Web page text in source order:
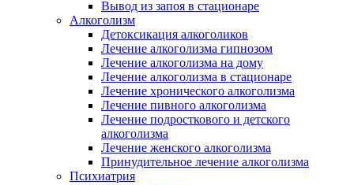
Вывод из запоя в стационаре
Алкоголизм
Детоксикация алкоголиков
Лечение алкоголизма гипнозом
Лечение алкоголизма на дому
Лечение алкоголизма в стационаре
Лечение хронического алкоголизма
Лечение пивного алкоголизма
Лечение подросткового и детского
алкоголизма
Лечение женского алкоголизма
Принудительное лечение алкоголизма
Психиатрия